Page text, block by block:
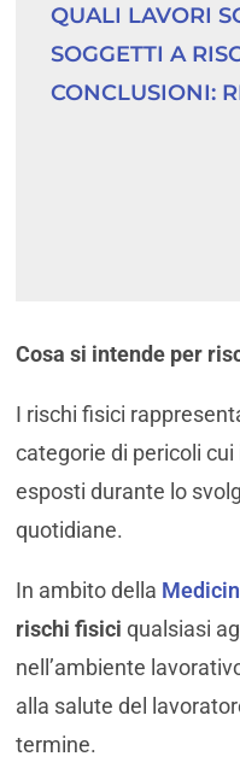
QUALI LAVORI
SOGGETTI A
CONCLUSIONI:
Cosa si intende per
I rischi fisici
categorie di pericoli
esposti durante lo
quotidiane.
In ambito della
rischi fisici qualsiasi
nell’ambiente
alla salute del
termine.